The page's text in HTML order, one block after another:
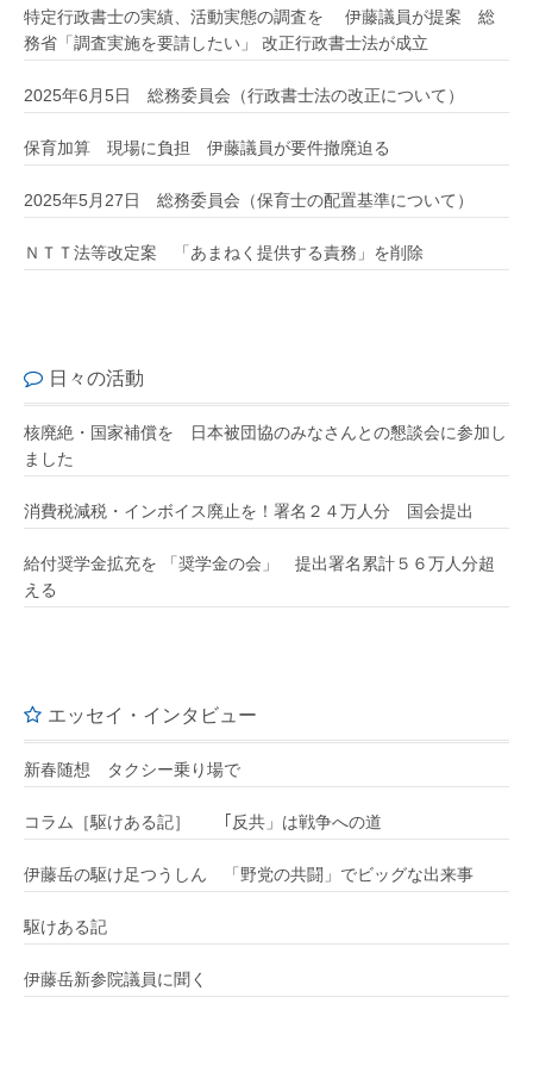
特定行政書士の実績、活動実態の調査を 伊藤議員が提案 総
務省「調査実施を要請したい」 改正行政書士法が成立
2025年6月5日 総務委員会（行政書士法の改正について）
保育加算 現場に負担 伊藤議員が要件撤廃迫る
2025年5月27日 総務委員会（保育士の配置基準について）
ＮＴＴ法等改定案 「あまねく提供する責務」を削除
日々の活動
核廃絶・国家補償を 日本被団協のみなさんとの懇談会に参加し
ました
消費税減税・インボイス廃止を！署名２４万人分 国会提出
給付奨学金拡充を 「奨学金の会」 提出署名累計５６万人分超
える
エッセイ・インタビュー
新春随想 タクシー乗り場で
コラム［駆けある記］ ｢反共」は戦争への道
伊藤岳の駆け足つうしん 「野党の共闘」でビッグな出来事
駆けある記
伊藤岳新参院議員に聞く